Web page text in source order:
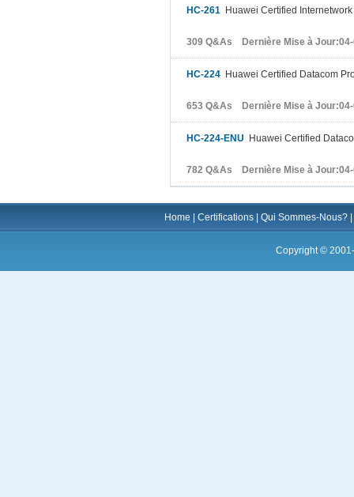
HC-261 Huawei Certified
309 Q&As Dernière Mise à Jour:04-
HC-224 Huawei Certified Datacom
653 Q&As Dernière Mise à Jour:04-
HC-224-ENU Huawei Certified
782 Q&As Dernière Mise à Jour:04-
Home Certifications Qui Sommes-Nous?
Copyright ©